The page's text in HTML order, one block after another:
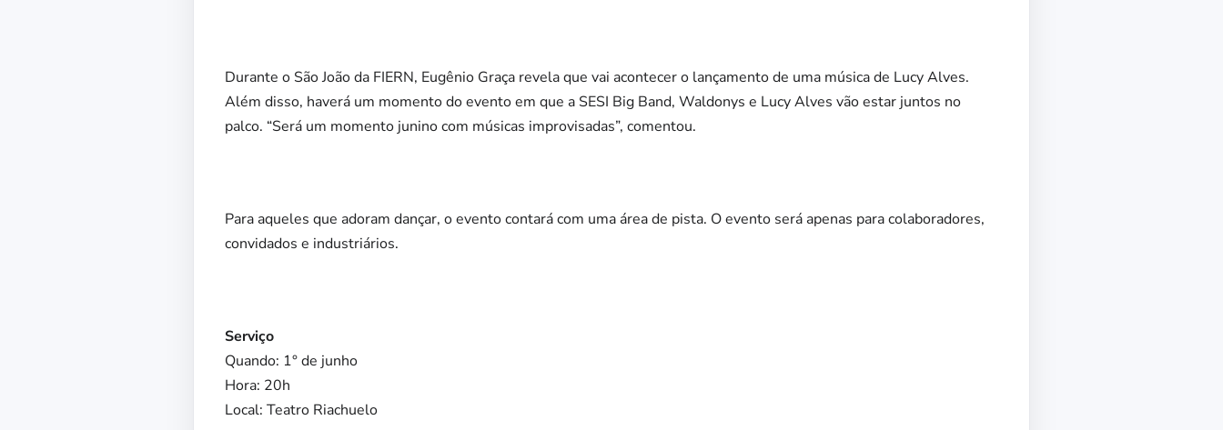
Durante o São João da FIERN, Eugênio Graça revela que vai acontecer o lançamento de uma música de Lucy Alves.
Além disso, haverá um momento do evento em que a SESI Big Band, Waldonys e Lucy Alves vão estar juntos no
palco. “Será um momento junino com músicas improvisadas”, comentou.
Para aqueles que adoram dançar, o evento contará com uma área de pista. O evento será apenas para colaboradores,
convidados e industriários.
Serviço
Quando: 1° de junho
Hora: 20h
Local: Teatro Riachuelo